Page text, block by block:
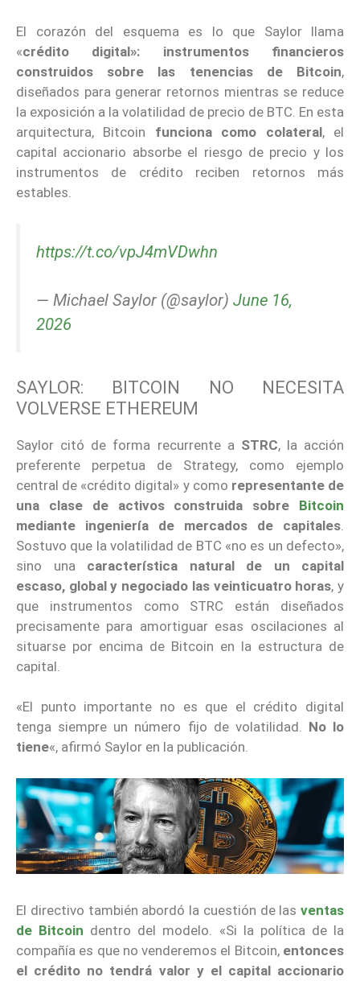
El corazón del esquema es lo que Saylor llama
«crédito digital»: instrumentos financieros
construidos sobre las tenencias de Bitcoin,
diseñados para generar retornos mientras se reduce
la exposición a la volatilidad de precio de BTC. En esta
arquitectura, Bitcoin funciona como colateral, el
capital accionario absorbe el riesgo de precio y los
instrumentos de crédito reciben retornos más
estables.
https://t.co/vpJ4mVDwhn
— Michael Saylor (@saylor) June 16,
2026
SAYLOR: BITCOIN NO NECESITA
VOLVERSE ETHEREUM
Saylor citó de forma recurrente a STRC, la acción
preferente perpetua de Strategy, como ejemplo
central de «crédito digital» y como representante de
una clase de activos construida sobre Bitcoin
mediante ingeniería de mercados de capitales
Sostuvo que la volatilidad de BTC «no es un defecto»,
sino una característica natural de un capital
escaso, global y negociado las veinticuatro horas, y
que instrumentos como STRC están diseñados
precisamente para amortiguar esas oscilaciones al
situarse por encima de Bitcoin en la estructura de
capital.
«El punto importante no es que el crédito digital
tenga siempre un número fijo de volatilidad. No lo
tiene«, afirmó Saylor en la publicación.
El directivo también abordó la cuestión de las ventas
de Bitcoin dentro del modelo. «Si la política de la
compañía es que no venderemos el Bitcoin, entonces
el crédito no tendrá valor y el capital accionario